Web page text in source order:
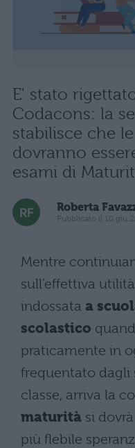
E' stato
Codacons: la
stabilisce che
dovranno
esami di
Roberta
Pubblicato il 10 giu
Mentre
sull’effettiva
indossata a
scolastico
praticamente in
frequentato dagli
classe, arriva la
maturità si
più flebile